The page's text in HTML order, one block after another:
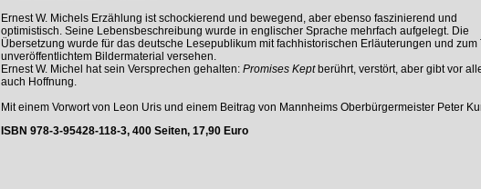
Ernest W. Michels Erzählung ist schockierend und bewegend, aber ebenso faszinierend und
optimistisch. Seine Lebensbeschreibung wurde in englischer Sprache mehrfach aufgelegt. Die
Übersetzung wurde für das deutsche Lesepublikum mit fachhistorischen Erläuterungen und zum
unveröffentlichtem Bildermaterial versehen.
Ernest W. Michel hat sein Versprechen gehalten: Promises Kept berührt, verstört, aber gibt vor
auch Hoffnung.
Mit einem Vorwort von Leon Uris und einem Beitrag von Mannheims Oberbürgermeister Peter
ISBN 978-3-95428-118-3, 400 Seiten, 17,90 Euro